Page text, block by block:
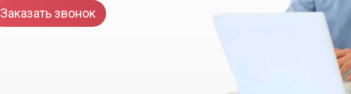
Заказать звонок